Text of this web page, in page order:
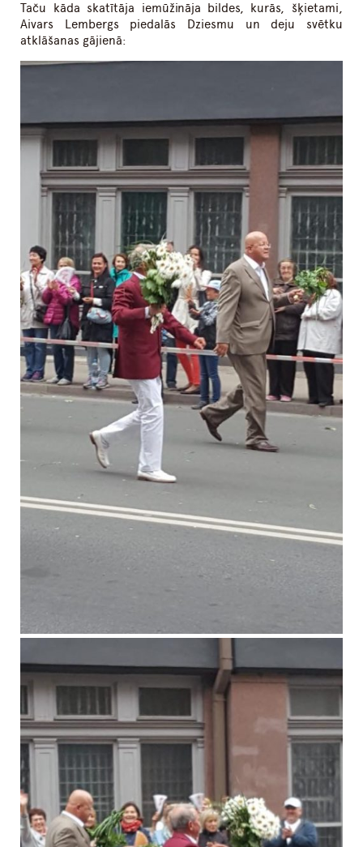
Taču kāda skatītāja iemūžināja bildes, kurās, šķietami,
Aivars Lembergs piedalās Dziesmu un deju svētku
atklāšanas gājienā: